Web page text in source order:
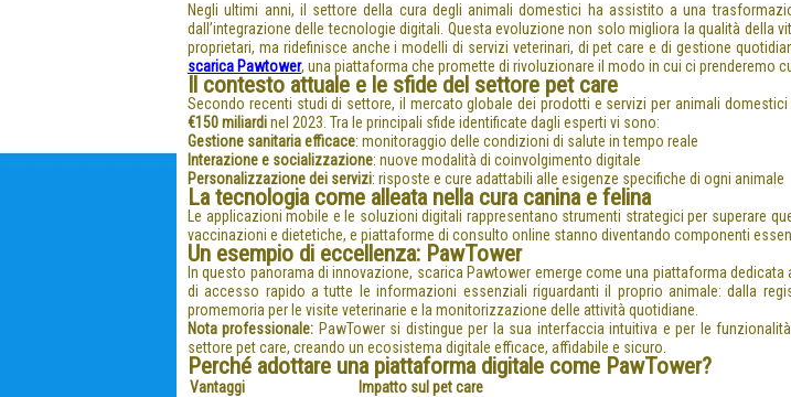
Negli ultimi anni, il settore della cura degli animali domestici ha assistito a una
dall’integrazione delle tecnologie digitali. Questa evoluzione non solo migliora la qualità della
proprietari, ma ridefinisce anche i modelli di servizi veterinari, di pet care e di gestione
scarica Pawtower, una piattaforma che promette di rivoluzionare il modo in cui ci prenderemo
Il contesto attuale e le sfide del settore pet care
Secondo recenti studi di settore, il mercato globale dei prodotti e servizi per animali
€150 miliardinel 2023. Tra le principali sfide identificate dagli esperti vi sono:
Gestione sanitaria efficace: monitoraggio delle condizioni di salute in tempo reale
Interazione e socializzazione: nuove modalità di coinvolgimento digitale
Personalizzazione dei servizi: risposte e cure adattabili alle esigenze specifiche di ogni animale
La tecnologia come alleata nella cura canina e felina
Le applicazioni mobile e le soluzioni digitali rappresentano strumenti strategici per superare
vaccinazioni e dietetiche, e piattaforme di consulto online stanno diventando componenti
Un esempio di eccellenza: PawTower
In questo panorama di innovazione, scarica Pawtower emerge come una piattaforma
di accesso rapido a tutte le informazioni essenziali riguardanti il proprio animale: dalla
promemoria per le visite veterinarie e la monitorizzazione delle attività quotidiane.
Nota professionale: PawTower si distingue per la sua interfaccia intuitiva e per le
settore pet care, creando un ecosistema digitale efficace, affidabile e sicuro.
Perché adottare una piattaforma digitale come PawTower?
Vantaggi
Impatto sul pet care